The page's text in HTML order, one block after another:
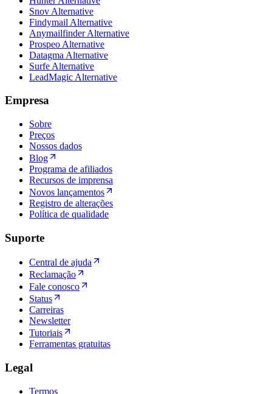
Snov Alternative
Findymail Alternative
Anymailfinder Alternative
Prospeo Alternative
Datagma Alternative
Surfe Alternative
LeadMagic Alternative
Empresa
Sobre
Preços
Nossos dados
Blog
Programa de afiliados
Recursos de imprensa
Novos lançamentos
Registro de alterações
Política de qualidade
Suporte
Central de ajuda
Reclamação
Fale conosco
Status
Carreiras
Newsletter
Tutoriais
Ferramentas gratuitas
Legal
Termos